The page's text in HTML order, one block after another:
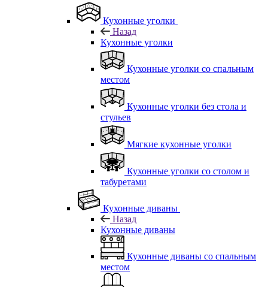
Кухонные уголки
Назад
Кухонные уголки
Кухонные уголки со спальным
местом
Кухонные уголки без стола и
стульев
Мягкие кухонные уголки
Кухонные уголки со столом и
табуретами
Кухонные диваны
Назад
Кухонные диваны
Кухонные диваны со спальным
местом